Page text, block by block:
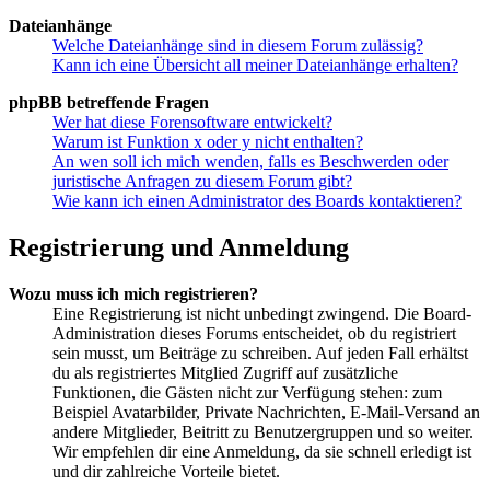
Dateianhänge
Welche Dateianhänge sind in diesem Forum zulässig?
Kann ich eine Übersicht all meiner Dateianhänge erhalten?
phpBB betreffende Fragen
Wer hat diese Forensoftware entwickelt?
Warum ist Funktion x oder y nicht enthalten?
An wen soll ich mich wenden, falls es Beschwerden oder
juristische Anfragen zu diesem Forum gibt?
Wie kann ich einen Administrator des Boards kontaktieren?
Registrierung und Anmeldung
Wozu muss ich mich registrieren?
Eine Registrierung ist nicht unbedingt zwingend. Die Board-
Administration dieses Forums entscheidet, ob du registriert
sein musst, um Beiträge zu schreiben. Auf jeden Fall erhältst
du als registriertes Mitglied Zugriff auf zusätzliche
Funktionen, die Gästen nicht zur Verfügung stehen: zum
Beispiel Avatarbilder, Private Nachrichten, E-Mail-Versand an
andere Mitglieder, Beitritt zu Benutzergruppen und so weiter.
Wir empfehlen dir eine Anmeldung, da sie schnell erledigt ist
und dir zahlreiche Vorteile bietet.